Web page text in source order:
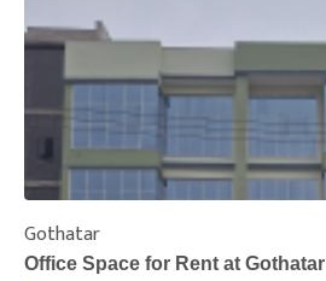
Gothatar
Office Space for Rent at Gothatar